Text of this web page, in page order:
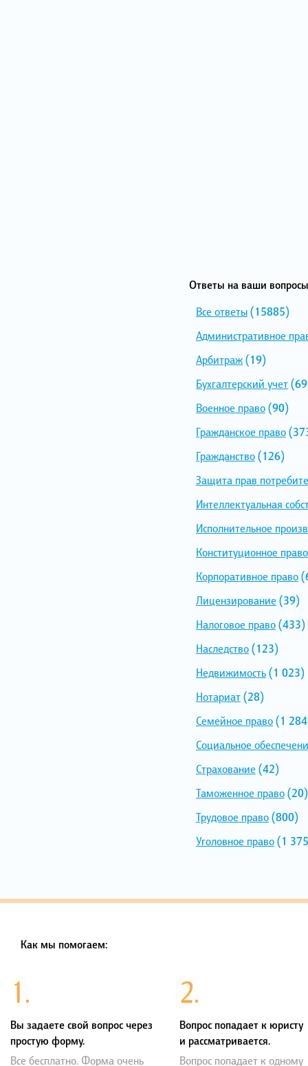
Ответы на ваши
Все ответы(15885)
Административное
Арбитраж(19)
Бухгалтерский учет
Военное право(90)
Гражданское право
Гражданство(126)
Защита прав
Интеллектуальная
Исполнительное
Конституционное право
Корпоративное право
Лицензирование (39)
Налоговое право(433)
Наследство(123)
Недвижимость(1 023)
Нотариат(28)
Семейное право(1
Социальное
Страхование (42)
Таможенное право(20)
Трудовое право(800)
Уголовное право(1
Как мы помогаем:
1.
Вы задаете свой вопрос через
простую форму.
Все бесплатно. Форма очень
2.
Вопрос попадает к юристу
и рассматривается.
Вопрос попадает к одному